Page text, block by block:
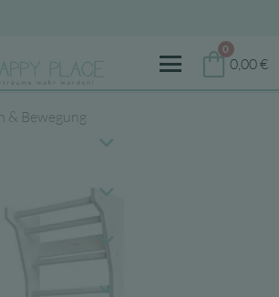
0
0,00€
& Bewegung